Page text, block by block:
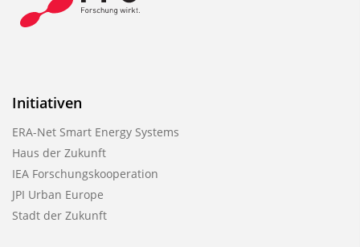
Initiativen
ERA-Net Smart Energy Systems
Haus der Zukunft
IEA Forschungskooperation
JPI Urban Europe
Stadt der Zukunft